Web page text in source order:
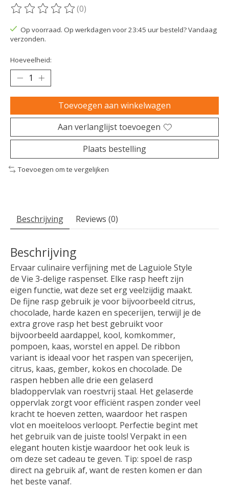
De beoordeling van dit product is
(0)
Op voorraad. Op werkdagen voor 23:45 uur besteld? Vandaag
verzonden.
Hoeveelheid:
Toevoegen aan winkelwagen
Aan verlanglijst toevoegen
Plaats bestelling
Toevoegen om te vergelijken
Beschrijving Reviews (0)
Beschrijving
Ervaar culinaire verfijning met de Laguiole Style
de Vie 3-delige raspenset. Elke rasp heeft zijn
eigen functie, wat deze set erg veelzijdig maakt.
De fijne rasp gebruik je voor bijvoorbeeld citrus,
chocolade, harde kazen en specerijen, terwijl je de
extra grove rasp het best gebruikt voor
bijvoorbeeld aardappel, kool, komkommer,
pompoen, kaas, worstel en appel. De ribbon
variant is ideaal voor het raspen van specerijen,
citrus, kaas, gember, kokos en chocolade. De
raspen hebben alle drie een gelaserd
bladoppervlak van roestvrij staal. Het gelaserde
oppervlak zorgt voor efficiënt raspen zonder veel
kracht te hoeven zetten, waardoor het raspen
vlot en moeiteloos verloopt. Perfectie begint met
het gebruik van de juiste tools! Verpakt in een
elegant houten kistje waardoor het ook leuk is
om deze set cadeau te geven. Tip: spoel de rasp
direct na gebruik af, want de resten komen er dan
het beste vanaf.